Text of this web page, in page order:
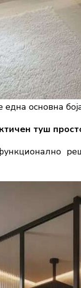
една основна
туш